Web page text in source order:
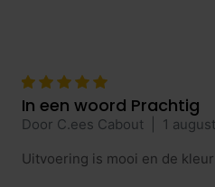
In een woord Prachtig
Door C.ees Cabout
1
Uitvoering is mooi en de